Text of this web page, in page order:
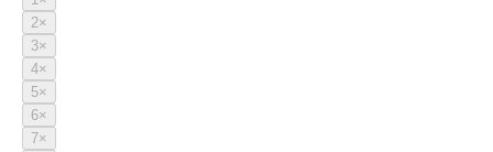
2×
3×
4×
5×
6×
7×